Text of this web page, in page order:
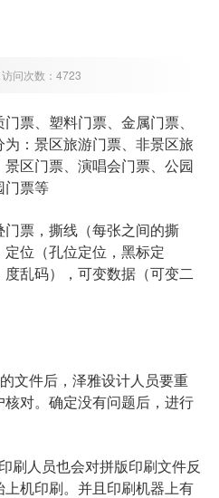
问次数：4723
票、塑料门票、金属门票、
：景区旅游门票、非景区旅
区门票、演唱会门票、公园
门票等
票，撕线（每张之间的撕
位（孔位定位，黑标定
乱码），可变数据（可变二
文件后，泽雅设计人员要重
对。确定没有问题后，进行
刷人员也会对拼版印刷文件反
机印刷。并且印刷机器上有